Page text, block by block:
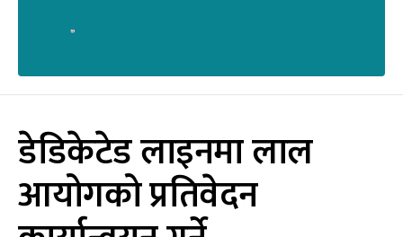
डेडिकेटेड लाइनमा लाल
आयोगको प्रतिवेदन